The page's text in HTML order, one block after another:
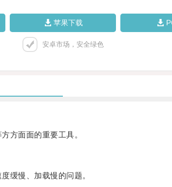
苹果下载
安卓市场，安全绿色
方面面的重要工具。
缓慢、加载慢的问题。